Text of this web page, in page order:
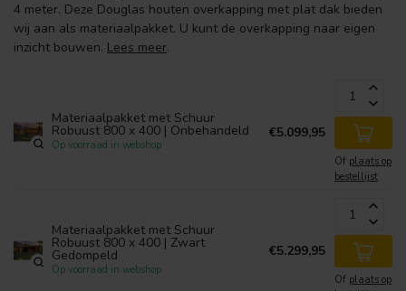
4 meter. Deze Douglas houten overkapping met plat dak bieden
wij aan als materiaalpakket. U kunt de overkapping naar eigen
inzicht bouwen. Lees meer.
Materiaalpakket met Schuur
Robuust 800 x 400 | Onbehandeld
Op voorraad in webshop
€5.099,95
Of plaats op
bestellijst
Materiaalpakket met Schuur
Robuust 800 x 400 | Zwart
Gedompeld
Op voorraad in webshop
€5.299,95
Of plaats op